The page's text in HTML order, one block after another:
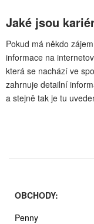
Jaké jsou
Pokud má někdo
informace na
která se nachází ve
zahrnuje detailní
a stejně tak je tu
OBCHODY:
Penny